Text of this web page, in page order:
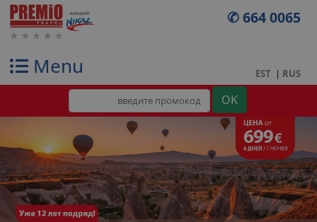
EST | RUS
✆ 664 0065
Menu